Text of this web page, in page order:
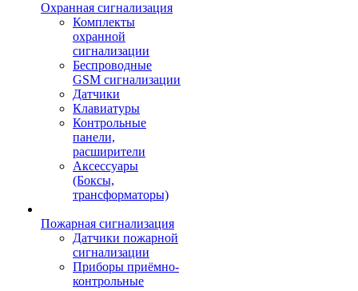
Охранная сигнализация
Комплекты
охранной
сигнализации
Беспроводные
GSM сигнализации
Датчики
Клавиатуры
Контрольные
панели,
расширители
Аксессуары
(Боксы,
трансформаторы)
Пожарная сигнализация
Датчики пожарной
сигнализации
Приборы приёмно-
контрольные